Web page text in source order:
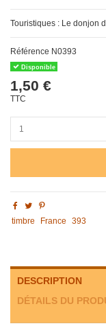
Touristiques : Le donjon
Référence N0393
Disponible
1,50 €
TTC
timbre France 393
DESCRIPTION
DÉTAILS DU